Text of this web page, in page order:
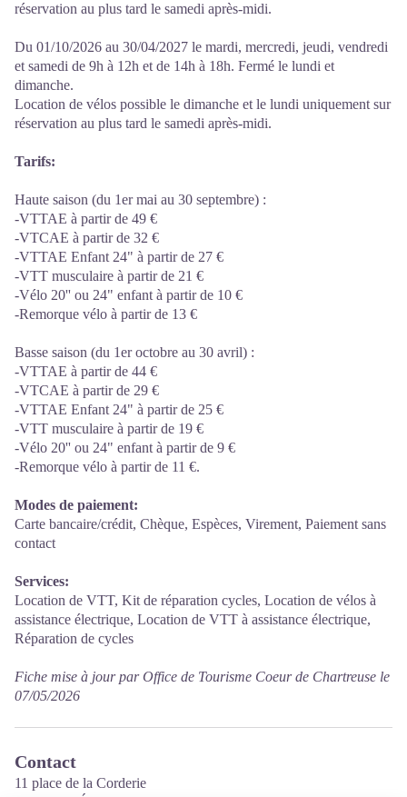
réservation au plus tard le samedi après-midi.
Du 01/10/2026 au 30/04/2027 le mardi, mercredi, jeudi, vendredi
et samedi de 9h à 12h et de 14h à 18h. Fermé le lundi et
dimanche.
Location de vélos possible le dimanche et le lundi uniquement sur
réservation au plus tard le samedi après-midi.
Tarifs:
Haute saison (du 1er mai au 30 septembre) :
-VTTAE à partir de 49 €
-VTCAE à partir de 32 €
-VTTAE Enfant 24" à partir de 27 €
-VTT musculaire à partir de 21 €
-Vélo 20'' ou 24" enfant à partir de 10 €
-Remorque vélo à partir de 13 €
Basse saison (du 1er octobre au 30 avril) :
-VTTAE à partir de 44 €
-VTCAE à partir de 29 €
-VTTAE Enfant 24" à partir de 25 €
-VTT musculaire à partir de 19 €
-Vélo 20'' ou 24" enfant à partir de 9 €
-Remorque vélo à partir de 11 €.
Modes de paiement:
Carte bancaire/crédit, Chèque, Espèces, Virement, Paiement sans
contact
Services:
Location de VTT, Kit de réparation cycles, Location de vélos à
assistance électrique, Location de VTT à assistance électrique,
Réparation de cycles
Fiche mise à jour par Office de Tourisme Coeur de Chartreuse le
07/05/2026
Contact
11 place de la Corderie